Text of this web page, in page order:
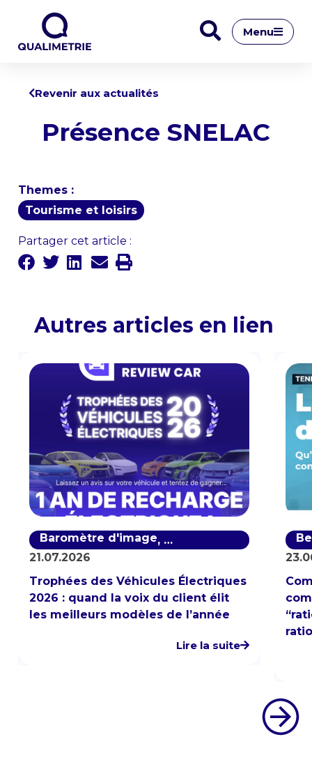
Menu
Revenir aux actualités
Présence SNELAC
Themes :
Tourisme et loisirs
Partager cet article :
Autres articles en lien
Baromètre d'image, Baromètre de notoriété
21.07.2026
Trophées des Véhicules Électriques
2026 : quand la voix du client élit
les meilleurs modèles de l’année
Lire la suite